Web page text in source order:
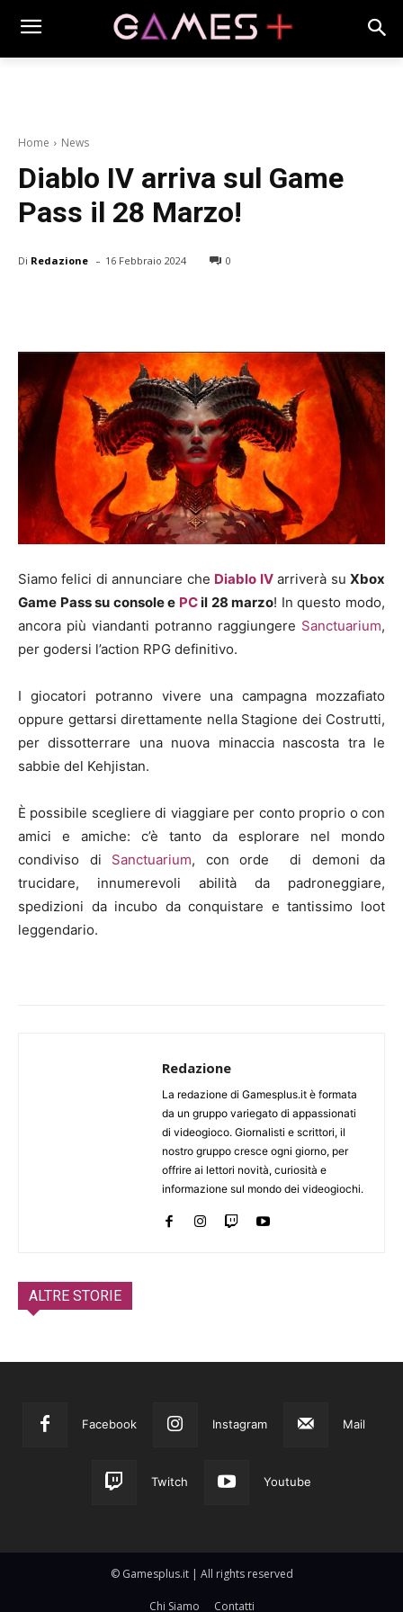
Home News
Diablo IV arriva sul Game
Pass il 28 Marzo!
Di Redazione - 16 Febbraio 2024 0
Siamo felici di annunciare che Diablo IVarriverà suXbox
Game Pass su console e PCil 28 marzo! In questo modo,
ancora più viandanti potranno raggiungere Sanctuarium,
per godersi l’action RPG definitivo.
I giocatori potranno vivere una campagna mozzafiato
oppure gettarsi direttamente nella Stagione dei Costrutti,
per dissotterrare una nuova minaccia nascosta tra le
sabbie del Kehjistan.
È possibile scegliere di viaggiare per conto proprio o con
amici e amiche: c’è tanto da esplorare nel mondo
condiviso di Sanctuarium, con orde di demoni da
trucidare, innumerevoli abilità da padroneggiare,
spedizioni da incubo da conquistare e tantissimo loot
leggendario.
Redazione
La redazione di Gamesplus.it è formata
da un gruppo variegato di appassionati
di videogioco. Giornalisti e scrittori, il
nostro gruppo cresce ogni giorno, per
offrire ai lettori novità, curiosità e
informazione sul mondo dei videogiochi.
ALTRE STORIE
Facebook Instagram Mail
Twitch Youtube
© Gamesplus.it | All rights reserved
Chi Siamo Contatti